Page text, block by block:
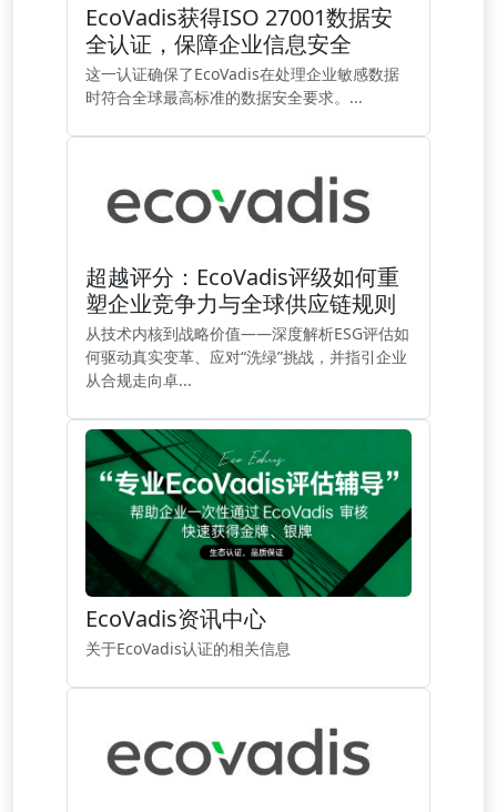
EcoVadis获得ISO 27001数据安
全认证，保障企业信息安全
这一认证确保了EcoVadis在处理企业敏感数据
时符合全球最高标准的数据安全要求。...
超越评分：EcoVadis评级如何重
塑企业竞争力与全球供应链规则
从技术内核到战略价值——深度解析ESG评估如
何驱动真实变革、应对“洗绿”挑战，并指引企业
从合规走向卓...
EcoVadis资讯中心
关于EcoVadis认证的相关信息